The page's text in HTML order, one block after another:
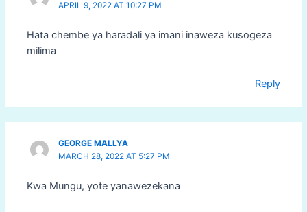
APRIL 9, 2022 AT 10:27 PM
Hata chembe ya haradali ya imani inaweza kusogeza
milima
Reply
GEORGE MALLYA
MARCH 28, 2022 AT 5:27 PM
Kwa Mungu, yote yanawezekana